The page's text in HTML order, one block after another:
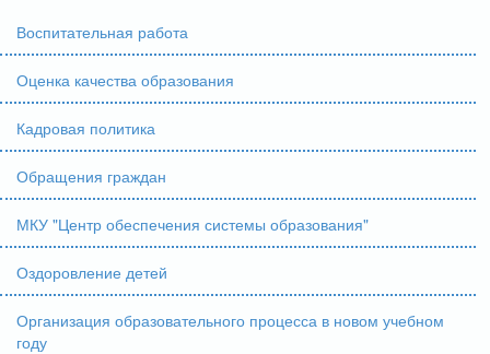
Воспитательная работа
Оценка качества образования
Кадровая политика
Обращения граждан
МКУ "Центр обеспечения системы образования"
Оздоровление детей
Организация образовательного процесса в новом учебном
году